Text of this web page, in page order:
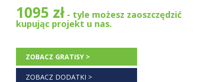
1095 zł- tyle możesz zaoszczędzić
kupując projekt u nas.
ZOBACZ GRATISY >
ZOBACZ DODATKI >